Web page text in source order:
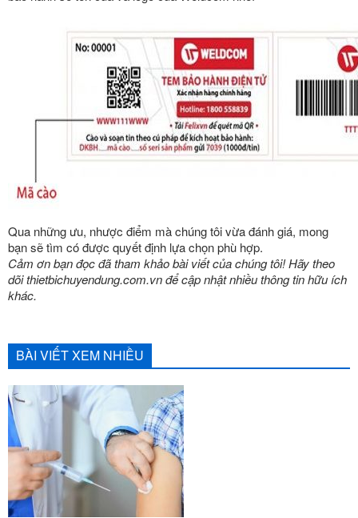
Qua những ưu, nhược điểm mà chúng tôi vừa đánh giá, mong
bạn sẽ tìm có được quyết định lựa chọn phù hợp.
Cảm ơn bạn đọc đã tham khảo bài viết của chúng tôi! Hãy theo
dõi thietbichuyendung.com.vn để cập nhật nhiều thông tin hữu ích
khác.
BÀI VIẾT XEM NHIỀU